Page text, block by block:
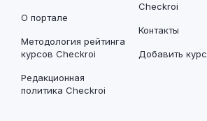
О портале
Методология рейтинга
курсов Checkroi
Редакционная
политика Checkroi
Checkroi
Контакты
Добавить курс